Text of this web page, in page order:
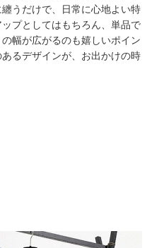
うだけで、日常に心地よい特
プとしてはもちろん、単品で
幅が広がるのも嬉しいポイン
るデザインが、お出かけの時